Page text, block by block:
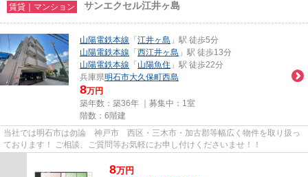
賃貸｜マンション サンエクセル江井ヶ島
山陽電鉄本線 「 江井ヶ島 」駅 徒歩5分
山陽電鉄本線 「 西江井ヶ島 」駅 徒歩13分
山陽電鉄本線 「 山陽魚住 」駅 徒歩22分
兵庫県明石市大久保町西島
8万円
築年数：築36年 ｜募集中： 1室
階数：6階建
当社では明石市は勿論 神戸市 西区・三木市・加古郡等幅広く物件を取り扱っ
ております！ ご相談、ご質問等お気軽にお申し付けくださいませ！！
8万円